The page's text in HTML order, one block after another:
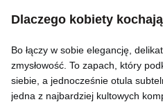
Dlaczego kobiety
Bo łączy w sobie elegancję,
zmysłowość. To zapach, który
siebie, a jednocześnie otula
jedna z najbardziej kultowych